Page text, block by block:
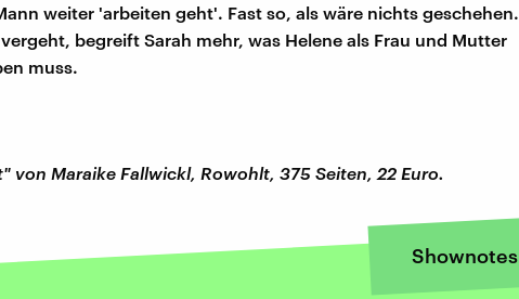
weiter 'arbeiten geht'. Fast so, als wäre nichts geschehen.
begreift Sarah mehr, was Helene als Frau und Mutter
muss.
von Maraike Fallwickl, Rowohlt, 375 Seiten, 22 Euro.
Shownotes